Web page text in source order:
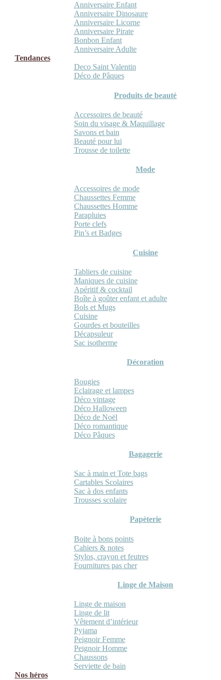
Anniversaire Enfant
Anniversaire Dinosaure
Anniversaire Licorne
Anniversaire Pirate
Bonbon Enfant
Anniversaire Adulte
Tendances
Deco Saint Valentin
Déco de Pâques
Produits de beauté
Accessoires de beauté
Soin du visage & Maquillage
Savons et bain
Beauté pour lui
Trousse de toilette
Mode
Accessoires de mode
Chaussettes Femme
Chaussettes Homme
Parapluies
Porte clefs
Pin’s et Badges
Cuisine
Tabliers de cuisine
Maniques de cuisine
Apéritif & cocktail
Boîte à goûter enfant et adulte
Bols et Mugs
Cuisine
Gourdes et bouteilles
Décapsuleur
Sac isotherme
Décoration
Bougies
Eclairage et lampes
Déco vintage
Déco Halloween
Déco de Noël
Déco romantique
Déco Pâques
Bagagerie
Sac à main et Tote bags
Cartables Scolaires
Sac à dos enfants
Trousses scolaire
Papèterie
Boite à bons points
Cahiers & notes
Stylos, crayon et feutres
Fournitures pas cher
Linge de Maison
Linge de maison
Linge de lit
Vêtement d’intérieur
Pyjama
Peignoir Femme
Peignoir Homme
Chaussons
Serviette de bain
Nos héros